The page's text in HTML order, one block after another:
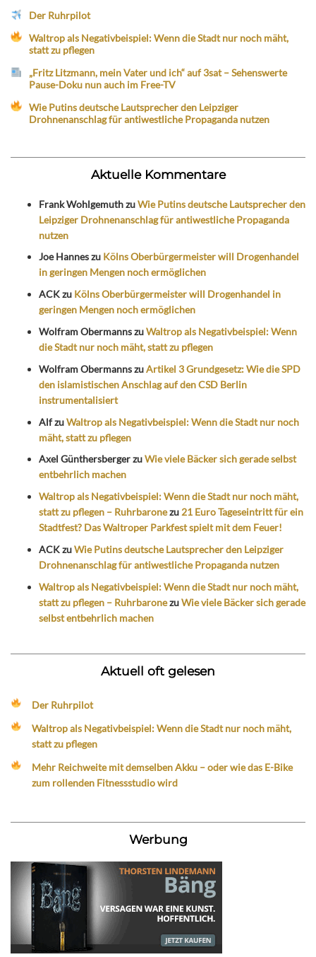
Der Ruhrpilot
Waltrop als Negativbeispiel: Wenn die Stadt nur noch mäht,
statt zu pflegen
„Fritz Litzmann, mein Vater und ich“ auf 3sat – Sehenswerte
Pause-Doku nun auch im Free-TV
Wie Putins deutsche Lautsprecher den Leipziger
Drohnenanschlag für antiwestliche Propaganda nutzen
Aktuelle Kommentare
Frank WohlgemuthzuWie Putins deutsche Lautsprecher den
Leipziger Drohnenanschlag für antiwestliche Propaganda
nutzen
Joe Hanneszu Kölns Oberbürgermeister will Drogenhandel
in geringen Mengen noch ermöglichen
ACKzu Kölns Oberbürgermeister will Drogenhandel in
geringen Mengen noch ermöglichen
Wolfram ObermannszuWaltrop als Negativbeispiel: Wenn
die Stadt nur noch mäht, statt zu pflegen
Wolfram ObermannszuArtikel 3 Grundgesetz: Wie die SPD
den islamistischen Anschlag auf den CSD Berlin
instrumentalisiert
AlfzuWaltrop als Negativbeispiel: Wenn die Stadt nur noch
mäht, statt zu pflegen
Axel GünthersbergerzuWie viele Bäcker sich gerade selbst
entbehrlich machen
Waltrop als Negativbeispiel: Wenn die Stadt nur noch mäht,
statt zu pflegen – Ruhrbaronezu 21 Euro Tageseintritt für ein
Stadtfest? Das Waltroper Parkfest spielt mit dem Feuer!
ACKzuWie Putins deutsche Lautsprecher den Leipziger
Drohnenanschlag für antiwestliche Propaganda nutzen
Waltrop als Negativbeispiel: Wenn die Stadt nur noch mäht,
statt zu pflegen – RuhrbaronezuWie viele Bäcker sich gerade
selbst entbehrlich machen
Aktuell oft gelesen
Der Ruhrpilot
Waltrop als Negativbeispiel: Wenn die Stadt nur noch mäht,
statt zu pflegen
Mehr Reichweite mit demselben Akku – oder wie das E-Bike
zum rollenden Fitnessstudio wird
Werbung